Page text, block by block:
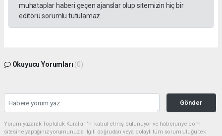
muhataplar haberi geçen ajanslar olup sitemizin hiç bir
editörü sorumlu tutulamaz...
Okuyucu Yorumları (0)
Gönder
Yorum yazarak Topluluk Kuralları’nı kabul etmiş bulunuyor ve haberunye.com
sitesine yaptığınız yorumunuzla ilgili doğrudan veya dolaylı tüm sorumluluğu tek